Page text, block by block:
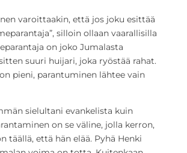
varoittaakin, että jos joku esittää
silloin ollaan vaarallisilla
on joko Jumalasta
suuri huijari, joka ryöstää rahat.
pieni, parantuminen lähtee vain
sielultani evankelista kuin
on se väline, jolla kerron,
täällä, että hän elää. Pyhä Henki